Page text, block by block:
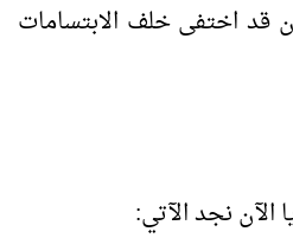
اختفى خلف الابتسامات
الآن نجد الآتي: